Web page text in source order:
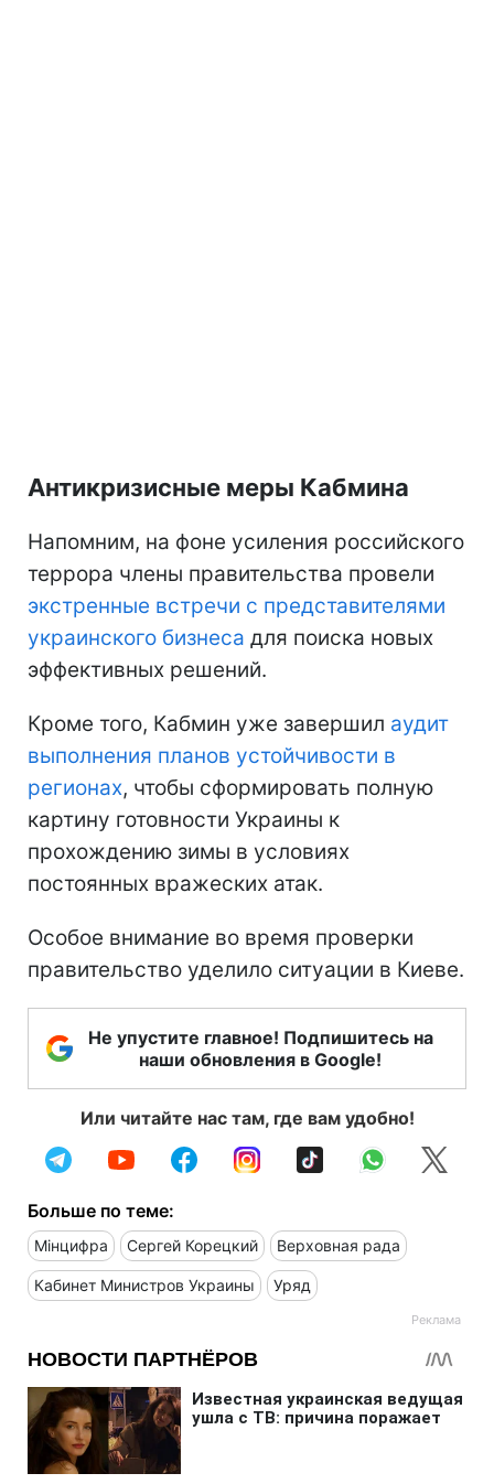
Антикризисные меры Кабмина
Напомним, на фоне усиления российского
террора члены правительства провели
экстренные встречи с представителями
украинского бизнеса для поиска новых
эффективных решений.
Кроме того, Кабмин уже завершил аудит
выполнения планов устойчивости в
регионах, чтобы сформировать полную
картину готовности Украины к
прохождению зимы в условиях
постоянных вражеских атак.
Особое внимание во время проверки
правительство уделило ситуации в Киеве.
Не упустите главное! Подпишитесь на
наши обновления в Google!
Или читайте нас там, где вам удобно!
Больше по теме:
Мінцифра Сергей Корецкий Верховная рада
Кабинет Министров Украины Уряд